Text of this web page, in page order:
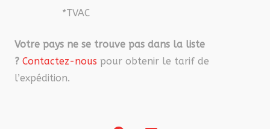
*TVAC
Votre pays ne se trouve pas dans la liste
? Contactez-nous pour obtenir le tarif de
l’expédition.